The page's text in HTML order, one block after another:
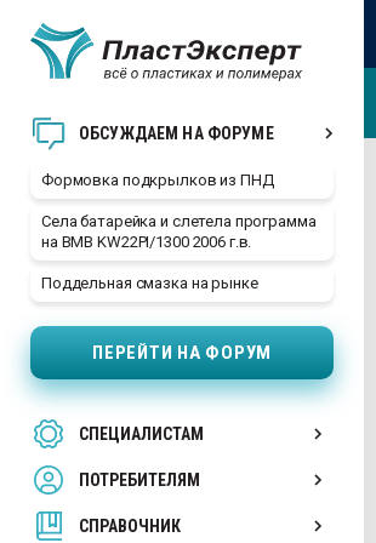
ОБСУЖДАЕМ НА ФОРУМЕ
Формовка подкрылков из ПНД
Села батарейка и слетела программа
на BMB KW22PI/1300 2006 г.в.
Поддельная смазка на рынке
ПЕРЕЙТИ НА ФОРУМ
СПЕЦИАЛИСТАМ
ПОТРЕБИТЕЛЯМ
СПРАВОЧНИК